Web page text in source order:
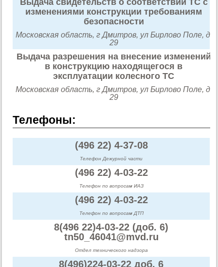
изменениями конструкции требованиям
безопасности
Московская область, г Дмитров, ул Бирлово Поле, д.
29
Выдача разрешения на внесение изменений
в конструкцию находящегося в
эксплуатации колесного ТС
Московская область, г Дмитров, ул Бирлово Поле, д.
29
Телефоны:
(496 22) 4-37-08
Телефон Дежурной части
(496 22) 4-03-22
Телефон по вопросам ИАЗ
(496 22) 4-03-22
Телефон по вопросам ДТП
8(496 22)4-03-22 (доб. 6)
tn50_46041@mvd.ru
Отдел технического надзора
8(496)224-03-22 доб. 6